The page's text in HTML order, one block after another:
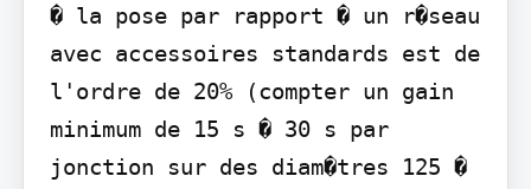
� la pose par rapport � un r�seau
avec accessoires standards est de
l'ordre de 20% (compter un gain
minimum de 15 s � 30 s par
jonction sur des diam�tres 125 �